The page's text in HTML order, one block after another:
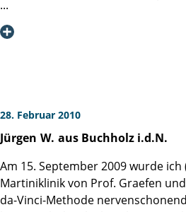
Was bleibt, ist eine Narbe, die Tag
Nochmals ganz, ganz herzlichen
Team der Martini-Klinik auch im
mich dann auch für eine
Klinik.
alle das Gefühl vermittelt, in der
allerbesten Händen zu sein.
Salomon hat eine derartige
mich sofort ein tiefes Vertrauen in
Der sehr gute OP-Verlauf und die
haben mein Gefühl bestätigt. Ich
28. Februar 2010
Jürgen W. aus Buchholz i.d.N.
Am 15. September 2009 wurde ich
Martiniklinik von Prof. Graefen
da-Vinci-Methode